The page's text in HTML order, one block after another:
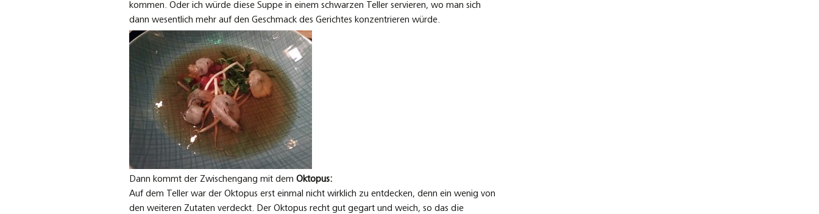
kommen. Oder ich würde diese Suppe in einem schwarzen Teller servieren, wo man sich
dann wesentlich mehr auf den Geschmack des Gerichtes konzentrieren würde.
Dann kommt der Zwischengang mit dem Oktopus:
Auf dem Teller war der Oktopus erst einmal nicht wirklich zu entdecken, denn ein wenig von
den weiteren Zutaten verdeckt. Der Oktopus recht gut gegart und weich, so das die